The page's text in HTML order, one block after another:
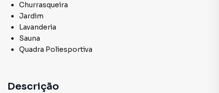
Churrasqueira
Jardim
Lavanderia
Sauna
Quadra Poliesportiva
Descrição